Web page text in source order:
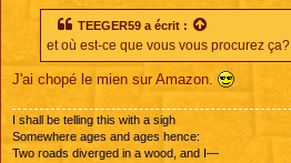
TEEGER59 a écrit :
et où est-ce que vous vous procurez ça?
J'ai chopé le mien sur Amazon.
I shall be telling this with a sigh
Somewhere ages and ages hence:
Two roads diverged in a wood, and I—